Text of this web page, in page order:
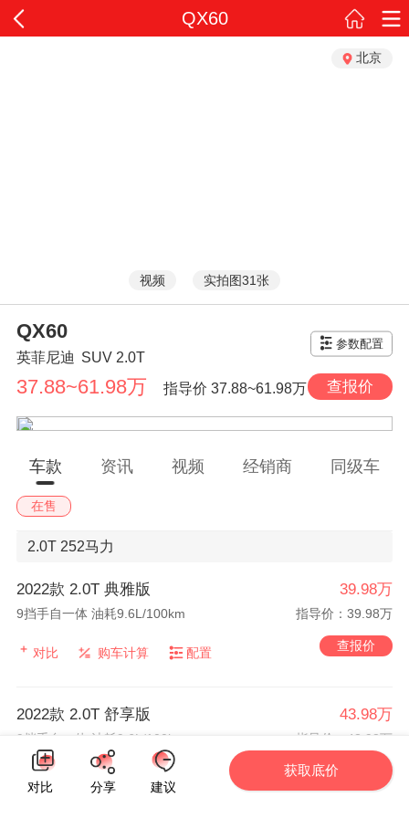
QX60
北京
视频 实拍图31张
QX60
英菲尼迪 SUV 2.0T
参数配置
37.88~61.98万 指导价 37.88~61.98万 查报价
车款 资讯 视频 经销商 同级车
在售
2.0T 252马力
2022款 2.0T 典雅版 39.98万
9挡手自一体 油耗9.6L/100km 指导价：39.98万
对比 购车计算 配置 查报价
2022款 2.0T 舒享版 43.98万
9挡手自一体 油耗9.6L/100km 指导价：43.98万
对比 购车计算
查报价
对比
分享 建议
获取底价